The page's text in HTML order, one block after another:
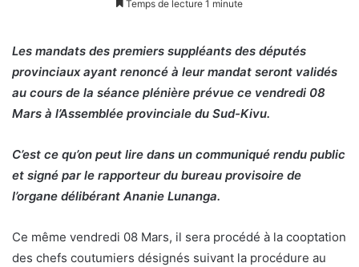
Temps de lecture 1 minute
Les mandats des premiers suppléants des députés
provinciaux ayant renoncé à leur mandat seront validés
au cours de la séance plénière prévue ce vendredi 08
Mars à l’Assemblée provinciale du Sud-Kivu.
C’est ce qu’on peut lire dans un communiqué rendu public
et signé par le rapporteur du bureau provisoire de
l’organe délibérant Ananie Lunanga.
Ce même vendredi 08 Mars, il sera procédé à la cooptation
des chefs coutumiers désignés suivant la procédure au